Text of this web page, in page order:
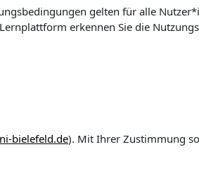
gelten für alle
erkennen Sie die
bielefeld.de). Mit Ihrer Zustimmung